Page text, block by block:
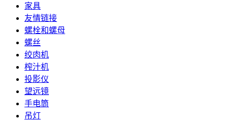
家具
友情链接
螺栓和螺母
螺丝
绞肉机
榨汁机
投影仪
望远镜
手电筒
吊灯